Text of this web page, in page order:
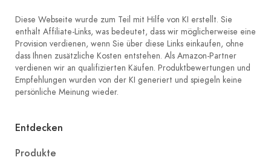
Diese Webseite wurde zum Teil mit Hilfe von KI erstellt. Sie
enthält Affiliate-Links, was bedeutet, dass wir möglicherweise eine
Provision verdienen, wenn Sie über diese Links einkaufen, ohne
dass Ihnen zusätzliche Kosten entstehen. Als Amazon-Partner
verdienen wir an qualifizierten Käufen. Produktbewertungen und
Empfehlungen wurden von der KI generiert und spiegeln keine
persönliche Meinung wieder.
Entdecken
Produkte